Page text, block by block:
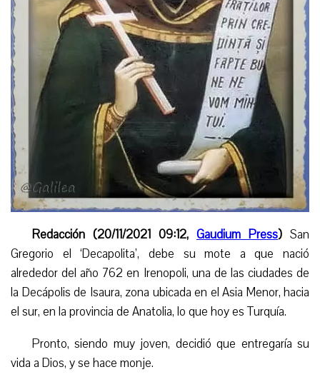
Redacción (20/11/2021 09:12, Gaudium Press) San
Gregorio el ‘Decapolita’, debe su mote a que nació
alrededor del año 762 en Irenopoli, una de las ciudades de
la Decápolis de Isaura, zona ubicada en el Asia Menor, hacia
el sur, en la provincia de Anatolia, lo que hoy es Turquía.
Pronto, siendo muy joven, decidió que entregaría su
vida a Dios, y se hace monje.